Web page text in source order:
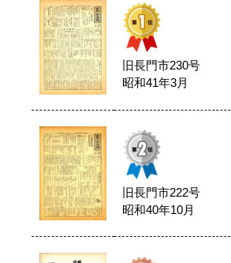
旧長門市230号
昭和41年3月
旧長門市222号
昭和40年10月